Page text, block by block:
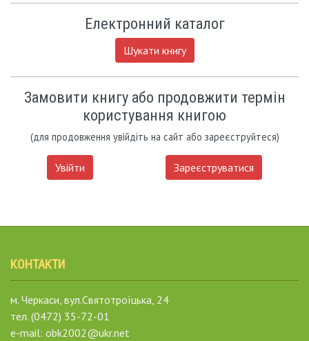
Електронний каталог
Шукати книгу
Замовити книгу або продовжити термін
користування книгою
(для продовження увійдіть на сайт або зареєструйтеся)
Увійти Зареєструватися
КОНТАКТИ
м. Черкаси, вул.Святотроїцька, 24
тел. (0472) 35-72-01
e-mail: obk2002@ukr.net